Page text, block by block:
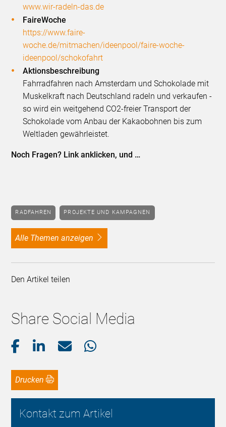
www.wir-radeln-das.de
FaireWoche
https://www.faire-
woche.de/mitmachen/ideenpool/faire-woche-
ideenpool/schokofahrt
Aktionsbeschreibung
Fahrradfahren nach Amsterdam und Schokolade mit
Muskelkraft nach Deutschland radeln und verkaufen -
so wird ein weitgehend CO2-freier Transport der
Schokolade vom Anbau der Kakaobohnen bis zum
Weltladen gewährleistet.
Noch Fragen? Link anklicken, und …
RADFAHREN PROJEKTE UND KAMPAGNEN
alle Themen anzeigen
Den Artikel teilen
Share Social Media
Drucken
Kontakt zum Artikel